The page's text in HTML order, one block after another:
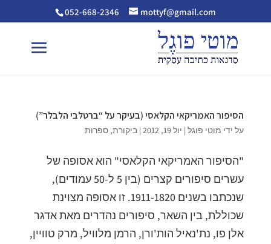
052-668-2346 mottyf@gmail.com
הסיפור האמריקאי הקלאסי (בעיקר על “ברטלבי הלבלר”)
על ידי מוטי פוגל| יול 19, 2012 | ביקורת, ספרות
"הסיפור האמריקאי הקלאסי" הוא אסופה של
עשרים סיפורים קצרים (בין 5 ל-50 עמודים),
שנכתבו בשנים 1911-1820. זו אסופה מצוינת
שכוללת, בין השאר, סיפורים נהדרים מאת אדגר
אלן פו, נת'נאיל הות'ורן, הרמן מלוויל, מרק טוויין,